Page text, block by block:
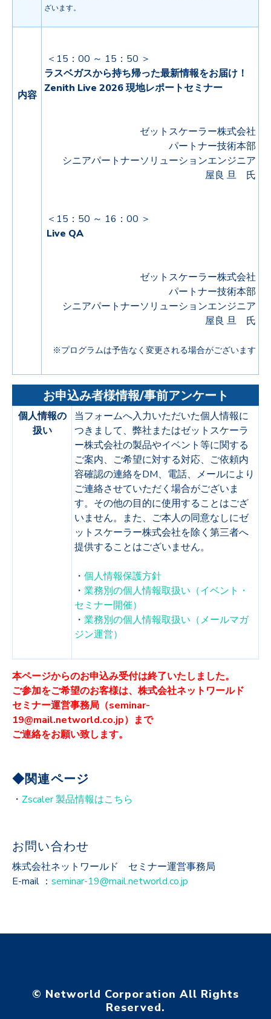
ざいます。
内容
＜15：00 ～ 15：50 ＞
ラスベガスから持ち帰った最新情報をお届け！
Zenith Live 2026 現地レポートセミナー
ゼットスケーラー株式会社
パートナー技術本部
シニアパートナーソリューションエンジニア
屋良 旦 氏
＜15：50 ～ 16：00 ＞
Live QA
ゼットスケーラー株式会社
パートナー技術本部
シニアパートナーソリューションエンジニア
屋良 旦 氏
※プログラムは予告なく変更される場合がございます
お申込み者様情報/事前アンケート
個人情報の
扱い
当フォームへ入力いただいた個人情報に
つきまして、弊社またはゼットスケーラ
ー株式会社の製品やイベント等に関する
ご案内、ご希望に対する対応、ご依頼内
容確認の連絡をDM、電話、メールにより
ご連絡させていただく場合がございま
す。その他の目的に使用することはござ
いません。また、ご本人の同意なしにゼ
ットスケーラー株式会社を除く第三者へ
提供することはございません。
・ 個人情報保護方針
・ 業務別の個人情報取扱い（イベント・
セミナー開催）
・ 業務別の個人情報取扱い（メールマガ
ジン運営）
本ページからのお申込み受付は終了いたしました。
ご参加をご希望のお客様は、株式会社ネットワールド
セミナー運営事務局（seminar-
19@mail.networld.co.jp）まで
ご連絡をお願い致します。
◆関連ページ
・ Zscaler 製品情報はこちら
お問い合わせ
株式会社ネットワールド セミナー運営事務局
E-mail ： seminar-19@mail.networld.co.jp
© Networld Corporation All Rights
Reserved.